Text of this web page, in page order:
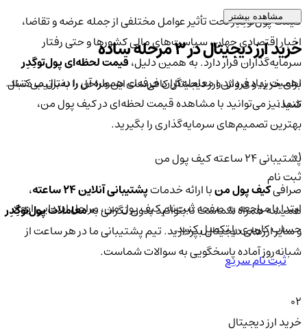
قیمت پول‌توگِدِر تحت تأثیر عوامل مختلفی از جمله عرضه و تقاضا،
اخبار اقتصادی جهان، سیاست‌های مالی کشورها و حتی رفتار
سرمایه‌گذاران قرار دارد. به همین دلیل،قیمت لحظه‌ای پول‌توگِدِر
اهمیت زیادی دارد و معامله‌گران حرفه‌ای همواره آن را دنبال می‌کنند.
شما نیز می‌توانید با مشاهده قیمت لحظه‌ای در کیف پول من،
بهترین تصمیم‌های سرمایه‌گذاری را بگیرید.
پشتیبانی ۲۴ ساعته کیف پول من
صرافیکیف پول منبا ارائه خدماتپشتیبانی آنلاین ۲۴ ساعته
،
همیشه همراه شماست تا بتوانید بدون نگرانی بهمعاملات پول‌توگِدِر
و سایر ارزهای دیجیتال بپردازید. تیم پشتیبانی ما در هر ساعت از
شبانه‌روز آماده پاسخگویی به سوالات شماست.
مشاهده بیشتر
خرید ارز دیجیتال در 3 مرحله ساده
برای خرید و فروش ارز دیجیتال کافی‌ست این مراحل را به‌ترتیب دنبال
کنید:
01
ثبت نام
ابتدا با مراجعه به صفحه ثبت‌نام کیف‌ پول من، مراحل ابتدایی ایجاد
حساب کاربری را تکمیل کنید.
ثبت نام سریع
02
خرید ارز دیجیتال